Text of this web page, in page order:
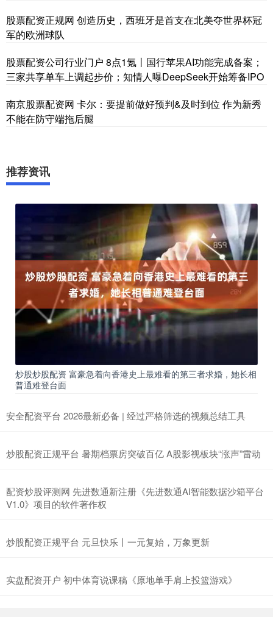
股票配资正规网 创造历史，西班牙是首支在北美夺世界杯冠
军的欧洲球队
股票配资公司行业门户 8点1氪丨国行苹果AI功能完成备案；
三家共享单车上调起步价；知情人曝DeepSeek开始筹备IPO
南京股票配资网 卡尔：要提前做好预判&及时到位 作为新秀
不能在防守端拖后腿
推荐资讯
炒股炒股配资 富豪急着向香港史上最难看的第三者求婚，她长相
普通难登台面
安全配资平台 2026最新必备 | 经过严格筛选的视频总结工具
炒股配资正规平台 暑期档票房突破百亿 A股影视板块“涨声”雷动
配资炒股评测网 先进数通新注册《先进数通AI智能数据沙箱平台
V1.0》项目的软件著作权
炒股配资正规平台 元旦快乐丨一元复始，万象更新
实盘配资开户 初中体育说课稿《原地单手肩上投篮游戏》